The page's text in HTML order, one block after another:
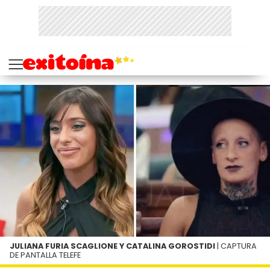
JULIANA FURIA SCAGLIONE Y CATALINA GOROSTIDI | CAPTURA
DE PANTALLA TELEFE